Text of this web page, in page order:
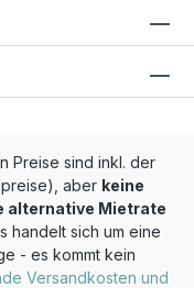
Preise sind inkl. der
aber keine
alternative Mietrate
handelt sich um eine
- es kommt kein
Versandkosten und